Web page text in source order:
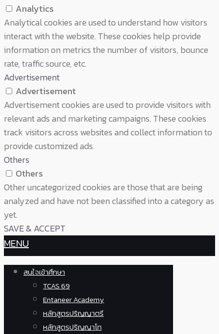
Analytics
Analytical cookies are used to understand how visitors
interact with the website. These cookies help provide
information on metrics the number of visitors, bounce
rate, traffic source, etc.
Advertisement
Advertisement
Advertisement cookies are used to provide visitors with
relevant ads and marketing campaigns. These cookies
track visitors across websites and collect information to
provide customized ads.
Others
Others
Other uncategorized cookies are those that are being
analyzed and have not been classified into a category as
yet.
SAVE & ACCEPT
MENU
สนใจเข้าศึกษา
TCAS 69
Entaneer Academy
หลักสูตรปริญญาตรี
หลักสูตรปริญญาโท